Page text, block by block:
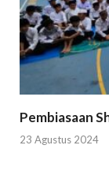
Pembiasaan
23 Agustus 2024